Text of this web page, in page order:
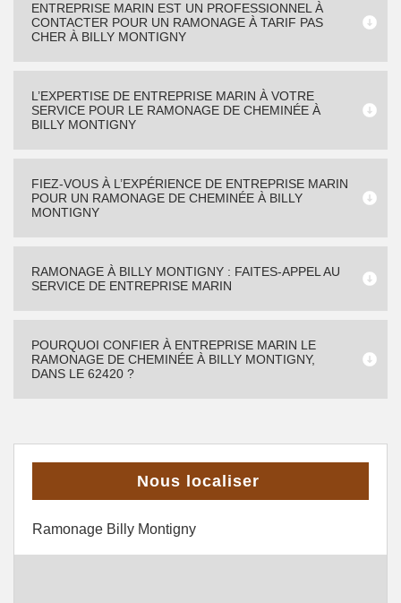
ENTREPRISE MARIN EST UN PROFESSIONNEL À
CONTACTER POUR UN RAMONAGE À TARIF PAS
CHER À BILLY MONTIGNY
L’EXPERTISE DE ENTREPRISE MARIN À VOTRE
SERVICE POUR LE RAMONAGE DE CHEMINÉE À
BILLY MONTIGNY
FIEZ-VOUS À L’EXPÉRIENCE DE ENTREPRISE MARIN
POUR UN RAMONAGE DE CHEMINÉE À BILLY
MONTIGNY
RAMONAGE À BILLY MONTIGNY : FAITES-APPEL AU
SERVICE DE ENTREPRISE MARIN
POURQUOI CONFIER À ENTREPRISE MARIN LE
RAMONAGE DE CHEMINÉE À BILLY MONTIGNY,
DANS LE 62420 ?
Nous localiser
Ramonage Billy Montigny